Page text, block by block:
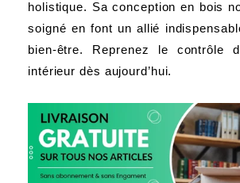
holistique. Sa conception en bois
soigné en font un allié
bien-être.
Reprenez le contrôle
intérieur dès aujourd’hui.